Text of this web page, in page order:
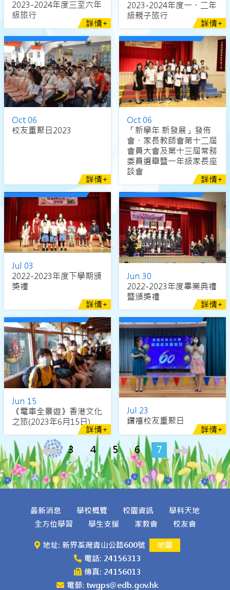
2023-2024年度三至六年
級旅行
詳情+
2023-2024年度一、二年
級親子旅行
詳情+
Oct 06
校友重聚日2023
詳情+
Oct 06
「新學年 新發展」發佈
會、家長教師會第十二屆
會員大會及第十三屆常務
委員選舉暨一年級家長座
談會
詳情+
Jul 03
2022-2023年度下學期頒
獎禮
詳情+
Jun 30
2022-2023年度畢業典禮
暨頒獎禮
詳情+
Jun 15
《電車全景遊》香港文化
之旅(2023年6月15日)
詳情+
Jul 23
鑽禧校友重聚日
詳情+
3 4 5 6 7
最新消息 學校概覽 校園資訊
學科天地
全方位學習
學生支援 家教會 校友會
地址: 新界荃灣青山公路600號
地圖
電話: 24156313
傳真: 24156013
電郵: twgps@edb.gov.hk